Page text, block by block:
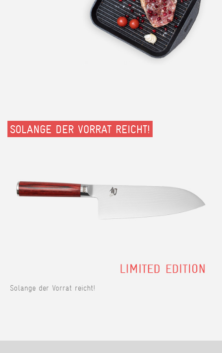
SOLANGE DER VORRAT REICHT!
Solange der Vorrat reicht!